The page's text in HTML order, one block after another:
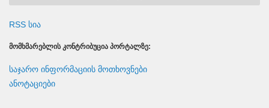
RSS სია
ᲛᲝᲛᲮᲛᲐᲠᲔᲑᲚᲘᲡ ᲙᲝᲜᲢᲠᲘᲑᲣᲪᲘᲐ ᲞᲝᲠᲢᲐᲚᲖᲔ:
საჯარო ინფორმაციის მოთხოვნები
ანოტაციები